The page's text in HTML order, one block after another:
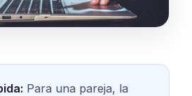
Para una pareja, la